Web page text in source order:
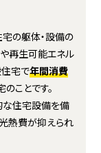
宅の躯体・設備の
再生可能エネル
住宅で年間消費
ことです。
な住宅設備を備
熱費が抑えられ